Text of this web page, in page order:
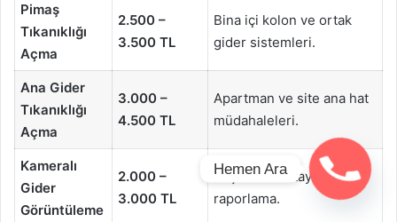
Pimaş
Tıkanıklığı
Açma
2.500 –
3.500 TL
Bina içi kolon ve ortak
gider sistemleri.
Ana Gider
Tıkanıklığı
Açma
3.000 –
4.500 TL
Apartman ve site ana hat
müdahaleleri.
Kameralı
Gider
Görüntüleme
2.000 –
3.000 TL
Teşhis ve detaylı teknik
raporlama.
Hemen Ara